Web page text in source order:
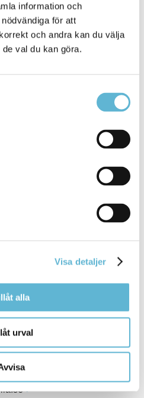
information och
för att
och andra kan du välja
val du kan göra.
Visa detaljer
alla
urval
klockan 9–15,